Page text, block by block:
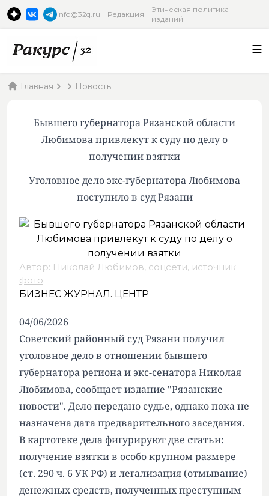
info@32q.ru Редакция
Этическая политика
изданий
Главная Новость
Бывшего губернатора Рязанской области
Любимова привлекут к суду по делу о
получении взятки
Уголовное дело экс-губернатора Любимова
поступило в суд Рязани
Автор: Николай Любимов, соцсети, источник
фото.
БИЗНЕС ЖУРНАЛ. ЦЕНТР
04/06/2026
Советский районный суд Рязани получил
уголовное дело в отношении бывшего
губернатора региона и экс-сенатора Николая
Любимова, сообщает издание "Рязанские
новости". Дело передано судье, однако пока не
назначена дата предварительного заседания.
В картотеке дела фигурируют две статьи:
получение взятки в особо крупном размере
(ст. 290 ч. 6 УК РФ) и легализация (отмывание)
денежных средств, полученных преступным